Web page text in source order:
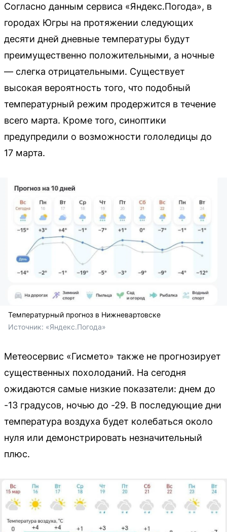
Согласно данным сервиса «Яндекс.Погода», в
городах Югры на протяжении следующих
десяти дней дневные температуры будут
преимущественно положительными, а ночные
— слегка отрицательными. Существует
высокая вероятность того, что подобный
температурный режим продержится в течение
всего марта. Кроме того, синоптики
предупредили о возможности гололедицы до
17 марта.
Температурный прогноз в Нижневартовске
Источник: «Яндекс.Погода»
Метеосервис «Гисмето» также не прогнозирует
существенных похолоданий. На сегодня
ожидаются самые низкие показатели: днем до
-13 градусов, ночью до -29. В последующие дни
температура воздуха будет колебаться около
нуля или демонстрировать незначительный
плюс.